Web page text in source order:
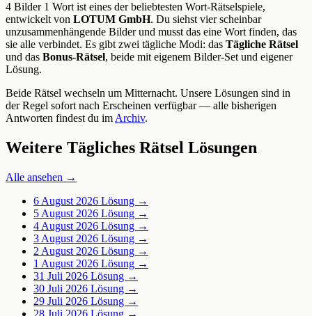
4 Bilder 1 Wort ist eines der beliebtesten Wort-Rätselspiele,
entwickelt von LOTUM GmbH. Du siehst vier scheinbar
unzusammenhängende Bilder und musst das eine Wort finden, das
sie alle verbindet. Es gibt zwei tägliche Modi: das Tägliche Rätsel
und das Bonus-Rätsel, beide mit eigenem Bilder-Set und eigener
Lösung.
Beide Rätsel wechseln um Mitternacht. Unsere Lösungen sind in
der Regel sofort nach Erscheinen verfügbar — alle bisherigen
Antworten findest du im Archiv.
Weitere Tägliches Rätsel Lösungen
Alle ansehen →
6 August 2026 Lösung →
5 August 2026 Lösung →
4 August 2026 Lösung →
3 August 2026 Lösung →
2 August 2026 Lösung →
1 August 2026 Lösung →
31 Juli 2026 Lösung →
30 Juli 2026 Lösung →
29 Juli 2026 Lösung →
28 Juli 2026 Lösung →